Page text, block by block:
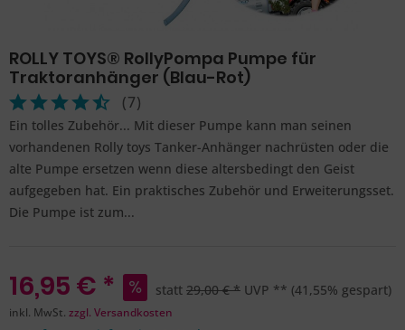
ROLLY TOYS® RollyPompa Pumpe für
Traktoranhänger (Blau-Rot)
(7)
Ein tolles Zubehör... Mit dieser Pumpe kann man seinen
vorhandenen Rolly toys Tanker-Anhänger nachrüsten oder die
alte Pumpe ersetzen wenn diese altersbedingt den Geist
aufgegeben hat. Ein praktisches Zubehör und Erweiterungsset.
Die Pumpe ist zum...
16,95 € * statt 29,00 € * UVP ** (41,55% gespart)
inkl. MwSt. zzgl. Versandkosten